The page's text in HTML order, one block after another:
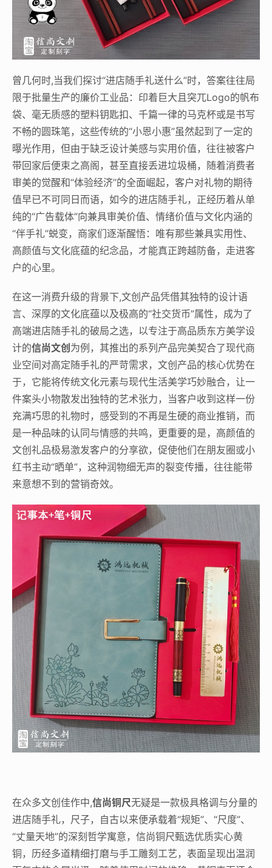
曾几何时,当我们探讨“进店随手礼送什么”时，答案往往局
限于批量生产的廉价工业品：印着巨大且突兀Logo的帆布
袋、毫无质感的塑料钥匙扣、千篇一律的马克杯或是书写
不畅的圆珠笔，这些传统的“小恩小惠”虽然起到了一定的
曝光作用，但由于缺乏设计美感与实用价值，往往被客户
带回家后便束之高阁，甚至直接丢进垃圾桶，随着消费者
审美的觉醒和“体验经济”的全面崛起，客户对礼物的期待
值早已不可同日而语，如今的进店随手礼，正经历着从单
纯的“广告载体”向兼具审美价值、情绪价值与文化内涵的
“伴手礼”蜕变，商家们逐渐醒悟：唯有那些兼具实用性、
高颜值与文化底蕴的纪念品，才能真正跨越防备，走进客
户的心里。
在这一消费升级的背景下,文创产品凭借其独特的设计语
言、深厚的文化底蕴以及极高的“社交货币”属性，成为了
高端进店随手礼的破局之选，以专注于高品质东方美学设
计的信尚文创为例，其推出的系列产品完美契合了现代商
业空间对高定随手礼的严苛需求，文创产品的核心优势在
于，它能将传统文化元素与现代生活美学巧妙融合，让一
件案头小物散发出独特的艺术张力，当客户收到这样一份
充满巧思的礼物时，感受到的不再是生硬的商业推销，而
是一种品味的认同与情感的共鸣，更重要的是，高颜值的
文创礼品极易激发客户的分享欲，促使他们在朋友圈或小
红书主动“晒单”，这种润物细无声的裂变传播，往往能带
来意想不到的营销奇效。
在众多文创佳作中,信尚铜尺无疑是一款极具格调与分量的
进店随手礼，尺子，自古以来便承载着“规矩”、“尺度”、
“丈量天地”的深刻哲学寓意，信尚铜尺甄选优质实心黄
铜，历经多道精细打磨与手工雕刻工艺，表面呈现出温润